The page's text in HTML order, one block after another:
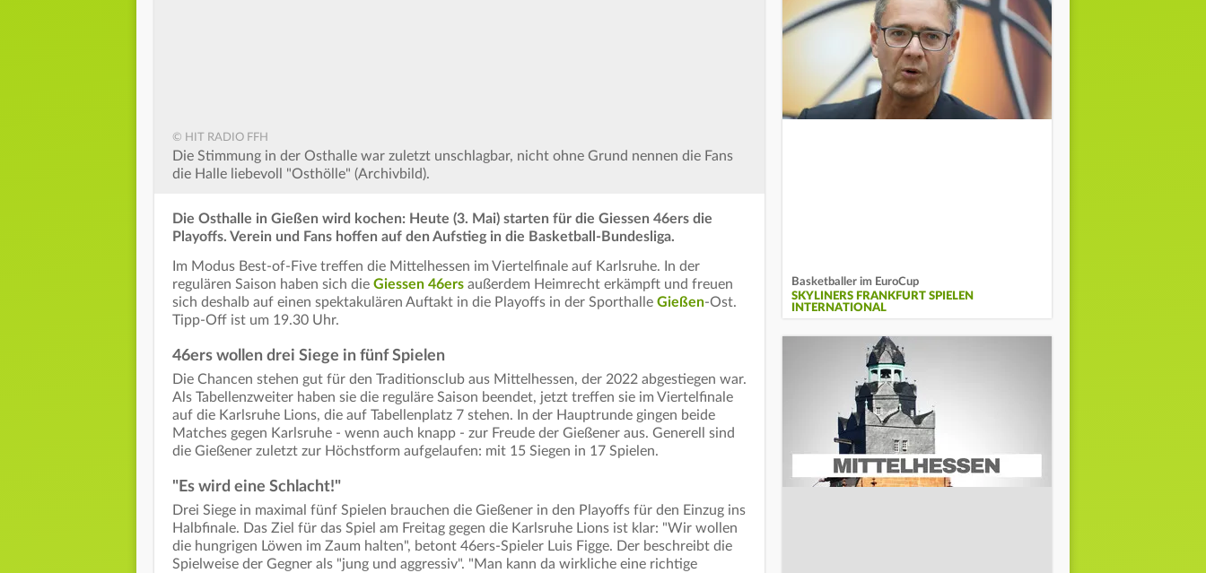
© HIT RADIO FFH
Die Stimmung in der Osthalle war zuletzt unschlagbar, nicht ohne Grund nennen die Fans
die Halle liebevoll "Osthölle" (Archivbild).
Die Osthalle in Gießen wird kochen: Heute (3. Mai) starten für die Giessen 46ers die
Playoffs. Verein und Fans hoffen auf den Aufstieg in die Basketball-Bundesliga.
Im Modus Best-of-Five treffen die Mittelhessen im Viertelfinale auf Karlsruhe. In der
regulären Saison haben sich die Giessen 46ers außerdem Heimrecht erkämpft und freuen
sich deshalb auf einen spektakulären Auftakt in die Playoffs in der Sporthalle Gießen-Ost.
Tipp-Off ist um 19.30 Uhr.
46ers wollen drei Siege in fünf Spielen
Die Chancen stehen gut für den Traditionsclub aus Mittelhessen, der 2022 abgestiegen war.
Als Tabellenzweiter haben sie die reguläre Saison beendet, jetzt treffen sie im Viertelfinale
auf die Karlsruhe Lions, die auf Tabellenplatz 7 stehen. In der Hauptrunde gingen beide
Matches gegen Karlsruhe - wenn auch knapp - zur Freude der Gießener aus. Generell sind
die Gießener zuletzt zur Höchstform aufgelaufen: mit 15 Siegen in 17 Spielen.
"Es wird eine Schlacht!"
Drei Siege in maximal fünf Spielen brauchen die Gießener in den Playoffs für den Einzug ins
Halbfinale. Das Ziel für das Spiel am Freitag gegen die Karlsruhe Lions ist klar: "Wir wollen
die hungrigen Löwen im Zaum halten", betont 46ers-Spieler Luis Figge. Der beschreibt die
Spielweise der Gegner als "jung und aggressiv". "Man kann da wirkliche eine richtige
Basketballer im EuroCup
SKYLINERS FRANKFURT SPIELEN
INTERNATIONAL